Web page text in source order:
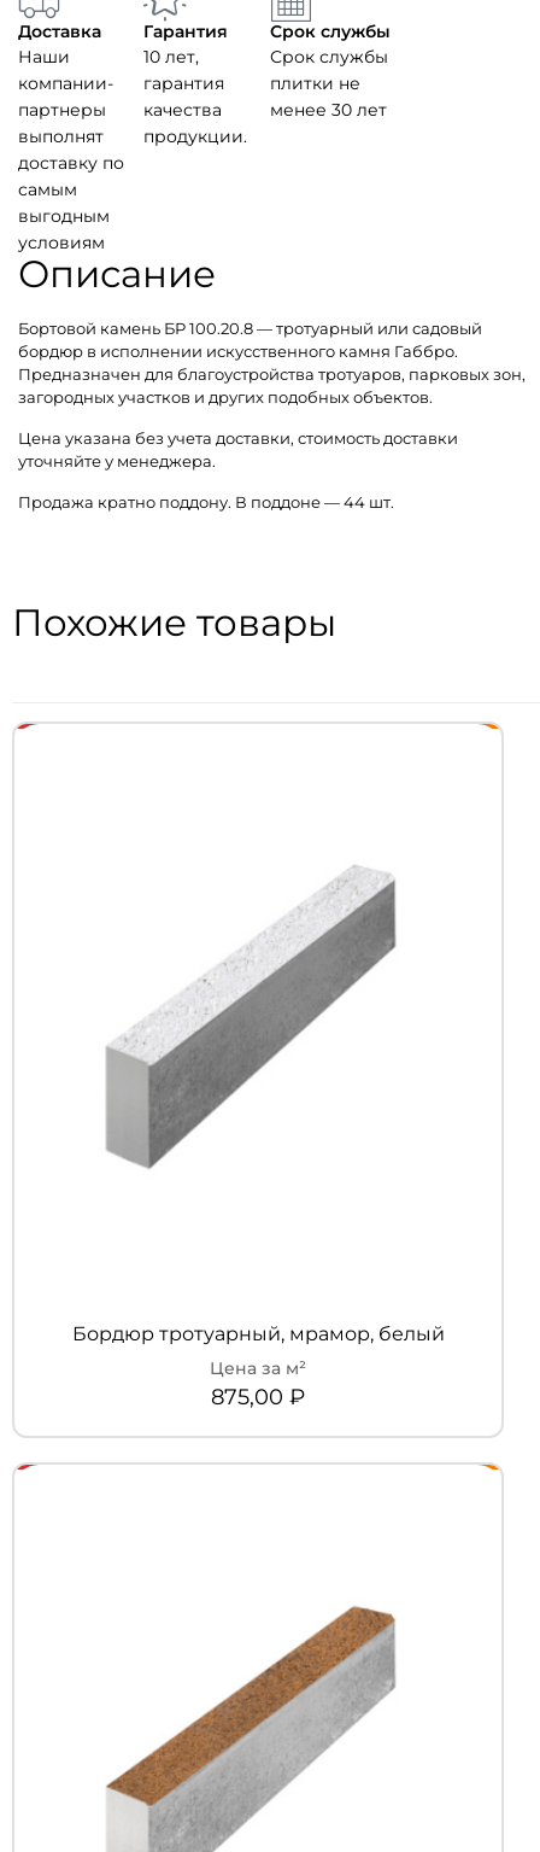
Доставка
Наши
компании-
партнеры
выполнят
доставку по
самым
выгодным
условиям
Гарантия
10 лет,
гарантия
качества
продукции.
Срок службы
Срок службы
плитки не
менее 30 лет
Описание
Бортовой камень БР 100.20.8 — тротуарный или садовый
бордюр в исполнении искусственного камня Габбро.
Предназначен для благоустройства тротуаров, парковых зон,
загородных участков и других подобных объектов.
Цена указана без учета доставки, стоимость доставки
уточняйте у менеджера.
Продажа кратно поддону. В поддоне — 44 шт.
Похожие товары
Бордюр тротуарный, мрамор, белый
875,00 ₽